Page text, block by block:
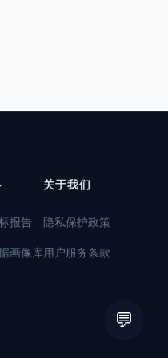
报告
画像库
关于我们
隐私保护政策
用户服务条款
💬